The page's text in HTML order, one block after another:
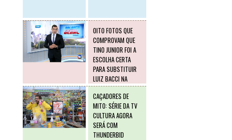
OITO FOTOS QUE
COMPROVAM QUE
TINO JUNIOR FOI A
ESCOLHA CERTA
PARA SUBSTITUIR
LUIZ BACCI NA
RECORD
CAÇADORES DE
MITO: SÉRIE DA TV
CULTURA AGORA
SERÁ COM
THUNDERBID